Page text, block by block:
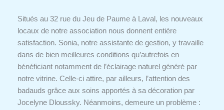
Situés au 32 rue du Jeu de Paume à Laval, les nouveaux
locaux de notre association nous donnent entière
satisfaction. Sonia, notre assistante de gestion, y travaille
dans de bien meilleures conditions qu’autrefois en
bénéficiant notamment de l’éclairage naturel généré par
notre vitrine. Celle-ci attire, par ailleurs, l’attention des
badauds grâce aux soins apportés à sa décoration par
Jocelyne Dloussky. Néanmoins, demeure un problème :